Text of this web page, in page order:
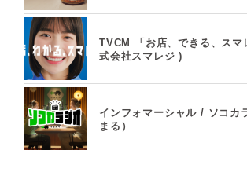
TVCM 「お店、できる、スマ
式会社スマレジ )
インフォマーシャル / ソコカ
まる）